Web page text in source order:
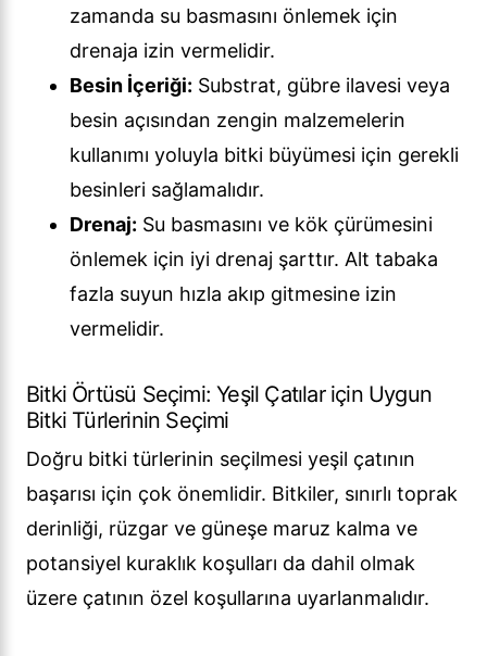
zamanda su basmasını önlemek için
drenaja izin vermelidir.
Besin İçeriği: Substrat, gübre ilavesi veya
besin açısından zengin malzemelerin
kullanımı yoluyla bitki büyümesi için gerekli
besinleri sağlamalıdır.
Drenaj: Su basmasını ve kök çürümesini
önlemek için iyi drenaj şarttır. Alt tabaka
fazla suyun hızla akıp gitmesine izin
vermelidir.
Bitki Örtüsü Seçimi: Yeşil Çatılar için Uygun
Bitki Türlerinin Seçimi
Doğru bitki türlerinin seçilmesi yeşil çatının
başarısı için çok önemlidir. Bitkiler, sınırlı toprak
derinliği, rüzgar ve güneşe maruz kalma ve
potansiyel kuraklık koşulları da dahil olmak
üzere çatının özel koşullarına uyarlanmalıdır.